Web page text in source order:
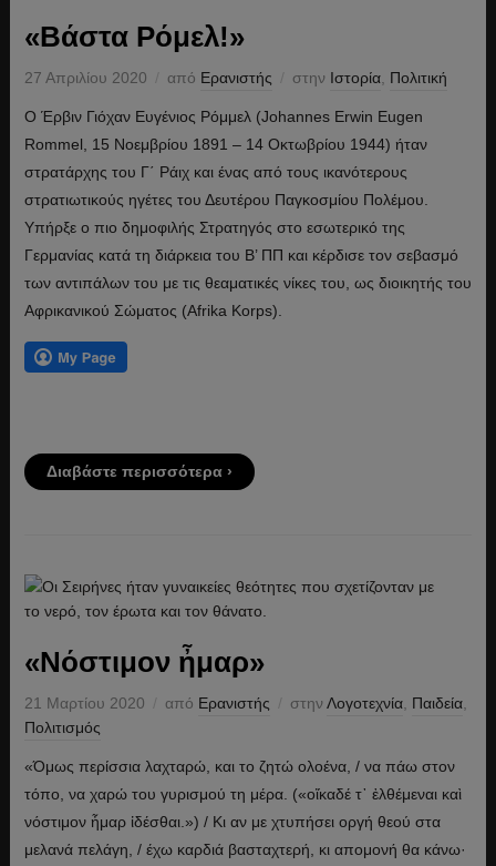
«Βάστα Ρόμελ!»
27 Απριλίου 2020 από Ερανιστής στην Ιστορία, Πολιτική
Ο Έρβιν Γιόχαν Ευγένιος Ρόμμελ (Johannes Erwin Eugen
Rommel, 15 Νοεμβρίου 1891 – 14 Οκτωβρίου 1944) ήταν
στρατάρχης του Γ΄ Ράιχ και ένας από τους ικανότερους
στρατιωτικούς ηγέτες του Δευτέρου Παγκοσμίου Πολέμου.
Υπήρξε ο πιο δημοφιλής Στρατηγός στο εσωτερικό της
Γερμανίας κατά τη διάρκεια του Β’ ΠΠ και κέρδισε τον σεβασμό
των αντιπάλων του με τις θεαματικές νίκες του, ως διοικητής του
Αφρικανικού Σώματος (Afrika Korps).
Διαβάστε περισσότερα ›
«Νόστιμον ἦμαρ»
21 Μαρτίου 2020 από Ερανιστής στηνΛογοτεχνία, Παιδεία,
Πολιτισμός
«Όμως περίσσια λαχταρώ, και το ζητώ ολοένα, / να πάω στον
τόπο, να χαρώ του γυρισμού τη μέρα. («οἴκαδέ τ᾿ ἐλθέμεναι καὶ
νόστιμον ἦμαρ ἰδέσθαι.») / Κι αν με χτυπήσει οργή θεού στα
μελανά πελάγη, / έχω καρδιά βασταχτερή, κι απομονή θα κάνω·